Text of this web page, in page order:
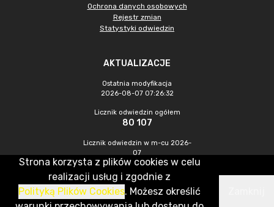
Ochrona danych osobowych
Rejestr zmian
Statystyki odwiedzin
AKTUALIZACJE
Ostatnia modyfikacja
2026-08-07 07:26:32
Licznik odwiedzin ogółem
80 107
Licznik odwiedzin w m-cu 2026-
07
225
CMS & Hosting: Nefeni Sp. z o.o.
Strona korzysta z plików cookies w celu
realizacji usług i zgodnie z
Polityką Plików Cookies. Możesz określić